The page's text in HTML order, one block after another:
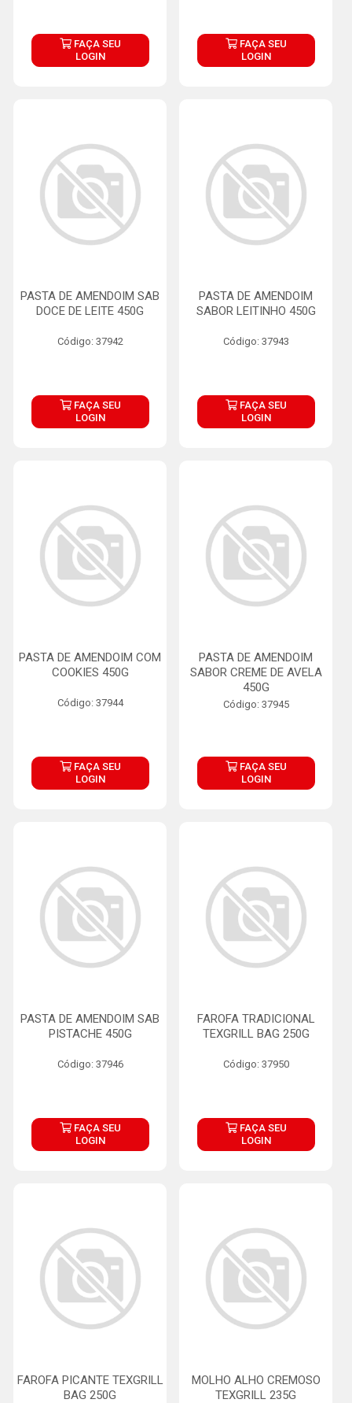
FAÇA SEU
LOGIN
FAÇA SEU
LOGIN
PASTA DE AMENDOIM SAB
DOCE DE LEITE 450G
Código: 37942
FAÇA SEU
LOGIN
PASTA DE AMENDOIM
SABOR LEITINHO 450G
Código: 37943
FAÇA SEU
LOGIN
PASTA DE AMENDOIM COM
COOKIES 450G
Código: 37944
FAÇA SEU
LOGIN
PASTA DE AMENDOIM
SABOR CREME DE AVELA
450G
Código: 37945
FAÇA SEU
LOGIN
PASTA DE AMENDOIM SAB
PISTACHE 450G
Código: 37946
FAÇA SEU
LOGIN
FAROFA TRADICIONAL
TEXGRILL BAG 250G
Código: 37950
FAÇA SEU
LOGIN
FAROFA PICANTE TEXGRILL
BAG 250G
MOLHO ALHO CREMOSO
TEXGRILL 235G